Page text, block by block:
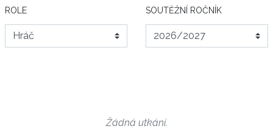
ROLE SOUTĚŽNÍ ROČNÍK
Žádná utkání.